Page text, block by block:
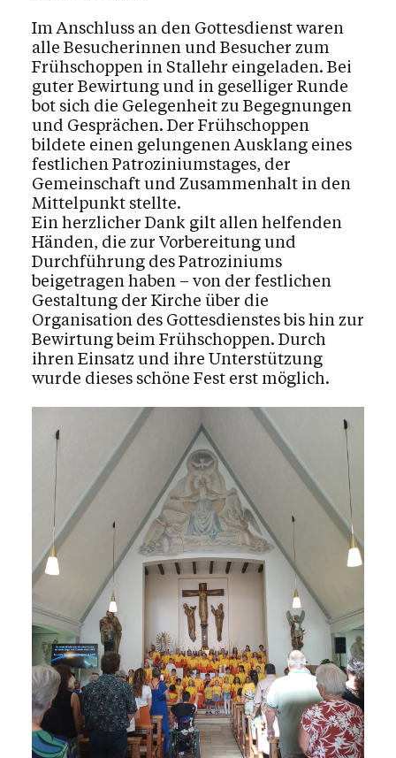
Im Anschluss an den Gottesdienst waren
alle Besucherinnen und Besucher zum
Frühschoppen in Stallehr eingeladen. Bei
guter Bewirtung und in geselliger Runde
bot sich die Gelegenheit zu Begegnungen
und Gesprächen. Der Frühschoppen
bildete einen gelungenen Ausklang eines
festlichen Patroziniumstages, der
Gemeinschaft und Zusammenhalt in den
Mittelpunkt stellte.
Ein herzlicher Dank gilt allen helfenden
Händen, die zur Vorbereitung und
Durchführung des Patroziniums
beigetragen haben – von der festlichen
Gestaltung der Kirche über die
Organisation des Gottesdienstes bis hin zur
Bewirtung beim Frühschoppen. Durch
ihren Einsatz und ihre Unterstützung
wurde dieses schöne Fest erst möglich.